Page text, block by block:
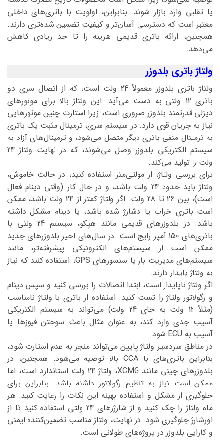
یا تقلبی وارد بازار شوند. بنابراین، اولویت با باتری‌های داخلی
معتبر است که دسترسی آسان‌تر و کیفیت تضمین شده‌تری دارند.
همچنین، ارائه باتری قدیمی هزینه را تا حد زیادی کاهش
می‌دهد.
ولتاژ باتری بلدوزر
ولتاژ باتری بلدوزر معمولاً 24 ولت است، که از اتصال سری دو
باتری 12 ولتی به دست می‌آید. این ولتاژ بالا برای موتورهای
دیزلی قدرتمند بلدوزر ضروری است، زیرا استارت چنین موتورهایی
نیاز به جریان قوی دارد. در سیستم سری، ترمینال مثبت یک باتری
به ترمینال منفی باتری دیگر متصل می‌شود، و ترمینال‌های آزاد به
سیستم الکتریکی بلدوزر وصل می‌شوند، که در نهایت ولتاژ 24
ولت را تولید می‌کند.
برای بررسی ولتاژ، از مولتی‌متر استفاده کنید، در حالت خاموش،
ولتاژ باید حدود 24 ولت باشد، و در حال کار (وقتی دینام فعال
است)، بین 26 تا 28 ولت. اگر ولتاژ کمتر از 24 ولت باشد، ممکن
است باتری خراب یا دشارژ شده باشد، یا دینام مشکل داشته
باشد. در بلدوزرهای قدیمی مانند هپکو، سیستم 24 ولتی با
باتری‌های 150 آمپر رایج است. در سال‌های اخیر بلدوزرهای جدید
ممکن است از سیستم‌های الکترونیکی پیشرفته‌تر، مانند
سیستم‌های مدیریت بار یا سنسورهای GPS، استفاده کنند که نیاز
به ولتاژ پایدار دارند.
اگر ولتاژ ناپایدار است، ابتدا اتصالات را بررسی کنید و سپس دینام
و رگولاتور ولتاژ را تست کنید. استفاده از باتری با ولتاژ نامناسب
(مثلاً 12 ولت به جای 24 ولت) می‌تواند به سیستم الکتریکی
آسیب جدی وارد کند، به عنوان مثال باعث سوختن فیوزها یا
آسیب به ECU شود.
در مناطق سردسیر ولتاژ پایین می‌تواند منجر به عدم استارت شود،
بنابراین باتری‌های با CCA بالا توصیه می‌شود. همچنین، در
بلدوزرهای چینی مانند XCMG، ولتاژ 24 ولت استاندارد است، اما
ممکن است نیاز به تنظیم رگولاتور داشته باشد. بنابراین برای
جلوگیری از مشکل و استفاده بهینه این نکات را رعایت کنید: هر
ماه ولتاژ را چک کنید و از شارژرهای 24 ولتی استفاده کنید تا از
اورشارژ جلوگیری شود. در نهایت، ولتاژ مناسب تضمین‌کننده ایمنی
و کارایی بلدوزر در پروژه‌های طولانی است.